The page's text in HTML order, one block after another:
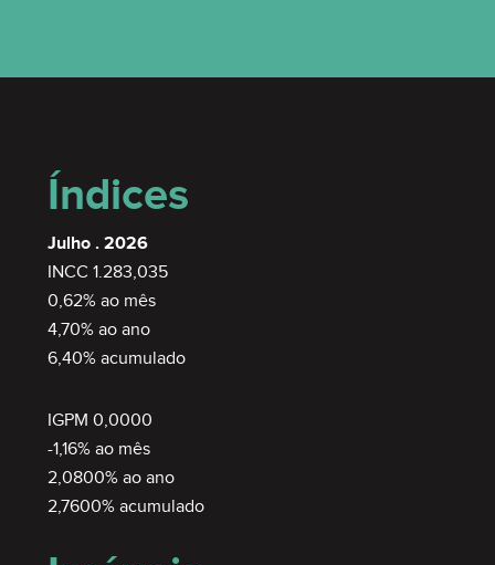
SEMIMOBILIADO
Índices
Julho . 2026
INCC 1.283,035
0,62% ao mês
4,70% ao ano
6,40% acumulado
IGPM 0,0000
-1,16% ao mês
2,0800% ao ano
2,7600% acumulado